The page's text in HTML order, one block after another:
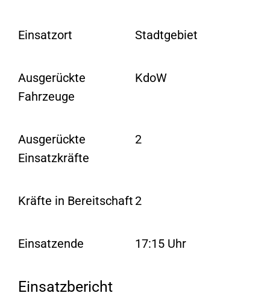
Einsatzort Stadtgebiet
Ausgerückte
Fahrzeuge
KdoW
Ausgerückte
Einsatzkräfte
2
Kräfte in Bereitschaft 2
Einsatzende 17:15 Uhr
Einsatzbericht